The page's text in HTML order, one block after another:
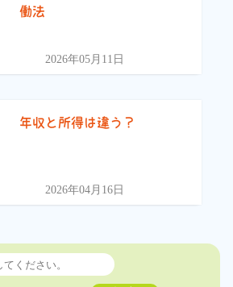
働法
2026年05月11日
年収と所得は違う？
2026年04月16日